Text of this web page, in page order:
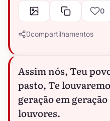
0
0compartilhamentos
Assim nós, Teu
pasto, Te
geração em
louvores.